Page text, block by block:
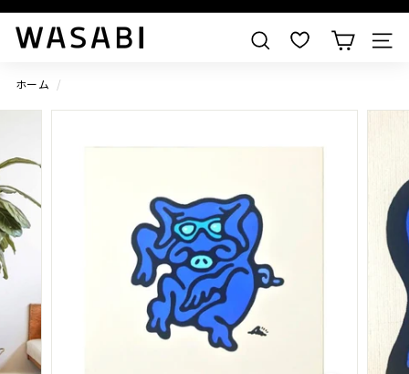
すべての作品を見る
W
S
A
I
検索
ホーム /